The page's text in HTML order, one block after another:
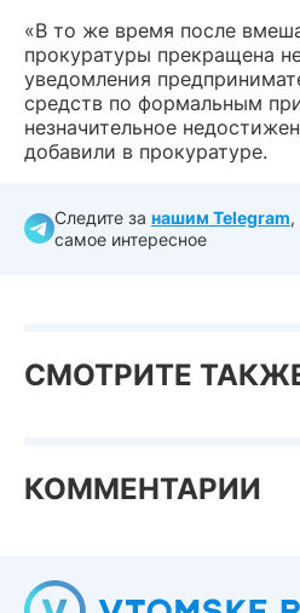
«В то же время после
прокуратуры прекращена
уведомления
средств по формальным
незначительное
добавили в прокуратуре.
Следите за нашим Telegram,
самое интересное
СМОТРИТЕ
КОММЕНТАРИИ